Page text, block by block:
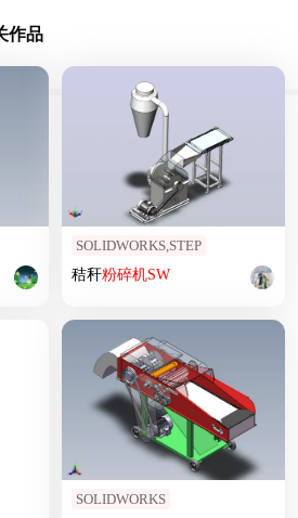
作品
SOLIDWORKS,STEP
秸秆粉碎机SW
SOLIDWORKS